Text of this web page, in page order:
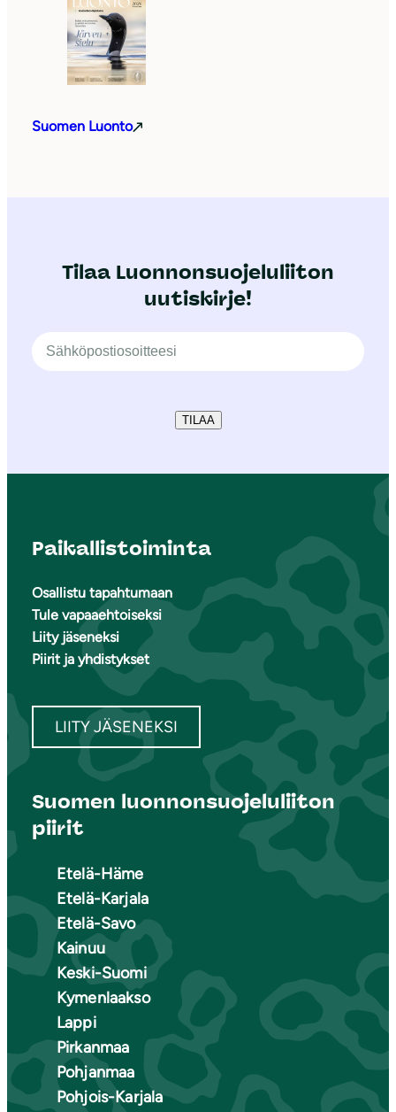
Suomen Luonto
Tilaa Luonnonsuojeluliiton
uutiskirje!
TILAA
Paikallistoiminta
Osallistu tapahtumaan
Tule vapaaehtoiseksi
Liity jäseneksi
Piirit ja yhdistykset
LIITY JÄSENEKSI
Suomen luonnonsuojeluliiton
piirit
Etelä-Häme
Etelä-Karjala
Etelä-Savo
Kainuu
Keski-Suomi
Kymenlaakso
Lappi
Pirkanmaa
Pohjanmaa
Pohjois-Karjala